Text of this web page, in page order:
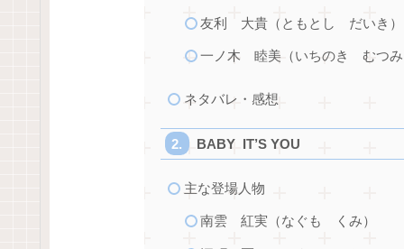
友利 大貴（ともとし だいき）
一ノ木 睦美（いちのき むつ
ネタバレ・感想
BABY IT’S YOU
主な登場人物
南雲 紅実（なぐも くみ）